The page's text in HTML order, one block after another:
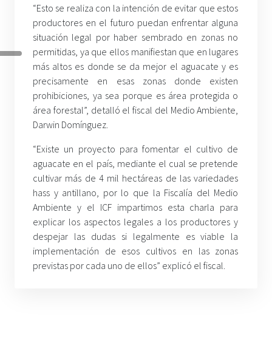
“Esto se realiza con la intención de evitar que estos
productores en el futuro puedan enfrentar alguna
situación legal por haber sembrado en zonas no
permitidas, ya que ellos manifiestan que en lugares
más altos es donde se da mejor el aguacate y es
precisamente en esas zonas donde existen
prohibiciones, ya sea porque es área protegida o
área forestal”, detalló el fiscal del Medio Ambiente,
Darwin Domínguez.
“Existe un proyecto para fomentar el cultivo de
aguacate en el país, mediante el cual se pretende
cultivar más de 4 mil hectáreas de las variedades
hass y antillano, por lo que la Fiscalía del Medio
Ambiente y el ICF impartimos esta charla para
explicar los aspectos legales a los productores y
despejar las dudas si legalmente es viable la
implementación de esos cultivos en las zonas
previstas por cada uno de ellos” explicó el fiscal.